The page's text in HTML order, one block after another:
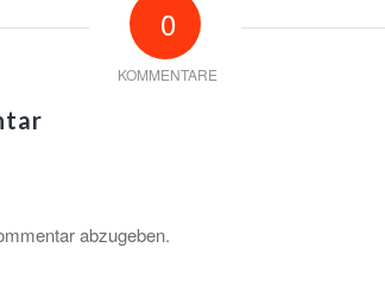
0
KOMMENTARE
abzugeben.